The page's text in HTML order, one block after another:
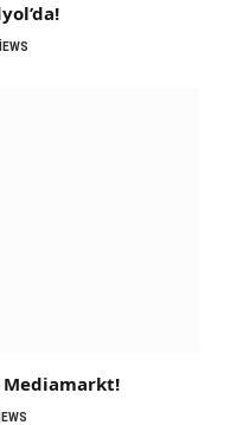
Mediamarkt!